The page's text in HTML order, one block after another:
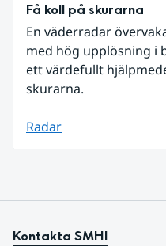
Få koll på skurarna
En väderradar
med hög upplösning i
ett värdefullt
skurarna.
Radar
Kontakta SMHI